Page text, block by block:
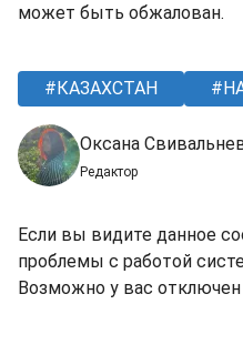
может быть обжалован.
КАЗАХСТАН
Оксана
Редактор
Если вы видите данное
проблемы с работой
Возможно у вас